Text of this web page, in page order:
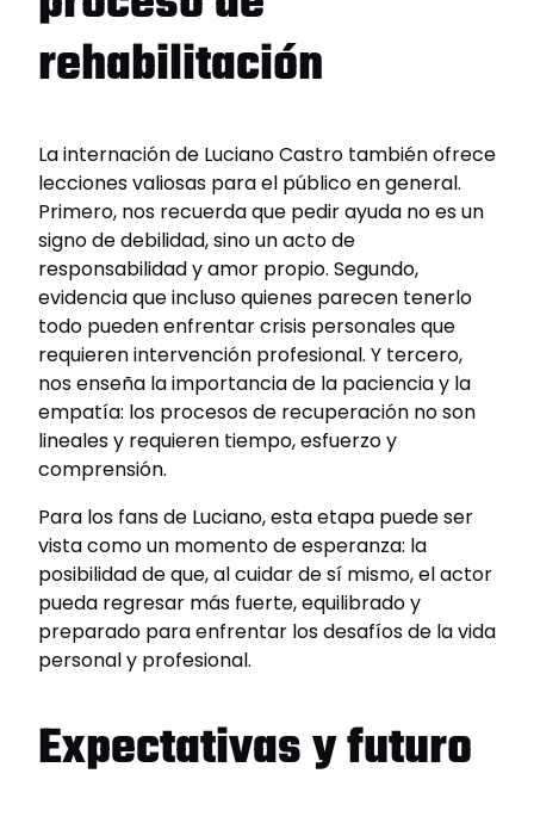
rehabilitación
La internación de Luciano Castro también ofrece
lecciones valiosas para el público en general.
Primero, nos recuerda que pedir ayuda no es un
signo de debilidad, sino un acto de
responsabilidad y amor propio. Segundo,
evidencia que incluso quienes parecen tenerlo
todo pueden enfrentar crisis personales que
requieren intervención profesional. Y tercero,
nos enseña la importancia de la paciencia y la
empatía: los procesos de recuperación no son
lineales y requieren tiempo, esfuerzo y
comprensión.
Para los fans de Luciano, esta etapa puede ser
vista como un momento de esperanza: la
posibilidad de que, al cuidar de sí mismo, el actor
pueda regresar más fuerte, equilibrado y
preparado para enfrentar los desafíos de la vida
personal y profesional.
Expectativas y futuro